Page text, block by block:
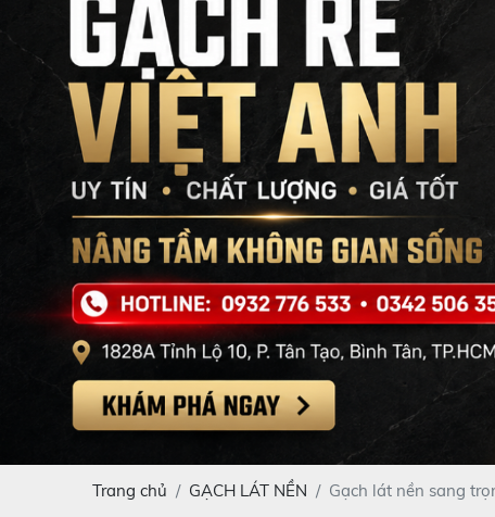
Trang chủ GẠCH LÁT NỀN Gạch lát nền sang